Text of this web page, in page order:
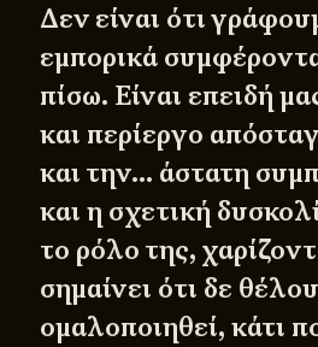
Δεν είναι ότι
εμπορικά
πίσω. Είναι επειδή
και περίεργο
και την… άστατη
και η σχετική
το ρόλο της,
σημαίνει ότι δε
ομαλοποιηθεί, κάτι